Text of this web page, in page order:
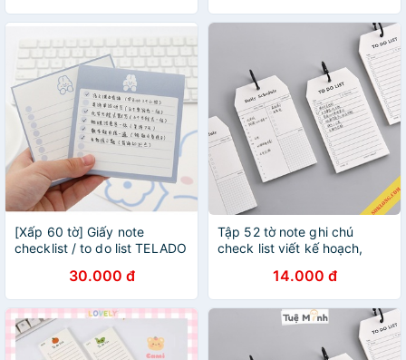
[Xấp 60 tờ] Giấy note
checklist / to do list TELADO
30.000 đ
Tập 52 tờ note ghi chú
check list viết kế hoạch,
14.000 đ